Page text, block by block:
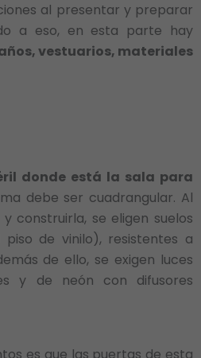
al presentar y preparar
a eso, en esta parte hay
vestuarios, materiales
donde está la sala para
debe ser cuadrangular. Al
construirla, se eligen suelos
de vinilo), resistentes a
de ello, se exigen luces
y de neón con difusores
es que las puertas de esta